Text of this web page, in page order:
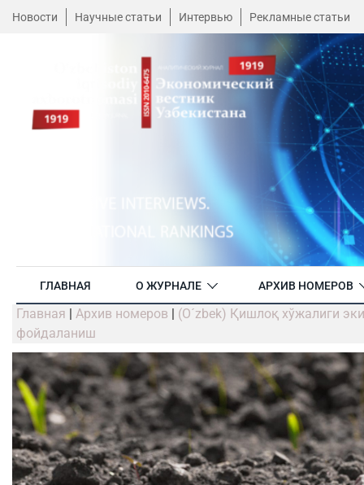
Новости Научные статьи Интервью Рекламные статьи
ГЛАВНАЯ О ЖУРНАЛЕ АРХИВ НОМЕРОВ
Главная | Архив номеров | (O´zbek) Қишлоқ хўжалиги
фойдаланиш